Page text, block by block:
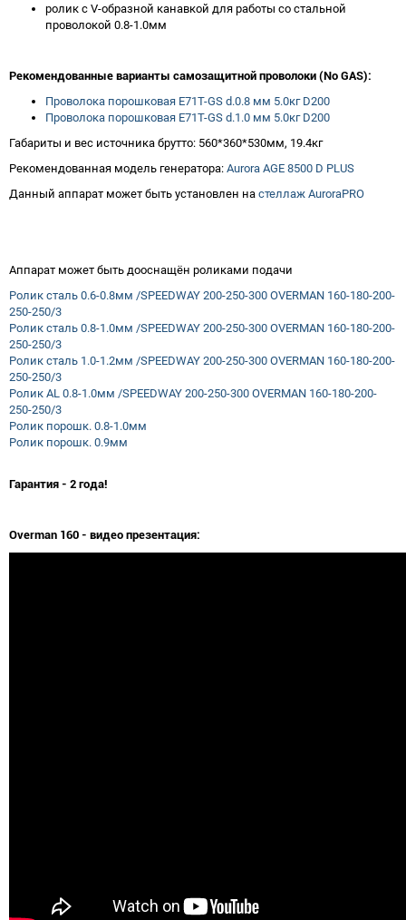
ролик с V-образной канавкой для работы со стальной
проволокой 0.8-1.0мм
Рекомендованные варианты самозащитной проволоки (No GAS):
Проволока порошковая E71T-GS d.0.8 мм 5.0кг D200
Проволока порошковая E71T-GS d.1.0 мм 5.0кг D200
Габариты и вес источника брутто: 560*360*530мм, 19.4кг
Рекомендованная модель генератора: Aurora AGE 8500 D PLUS
Данный аппарат может быть установлен на стеллаж AuroraPRO
Аппарат может быть дооснащён роликами подачи
Ролик сталь 0.6-0.8мм /SPEEDWAY 200-250-300 OVERMAN 160-180-200-
250-250/3
Ролик сталь 0.8-1.0мм /SPEEDWAY 200-250-300 OVERMAN 160-180-200-
250-250/3
Ролик сталь 1.0-1.2мм /SPEEDWAY 200-250-300 OVERMAN 160-180-200-
250-250/3
Ролик AL 0.8-1.0мм /SPEEDWAY 200-250-300 OVERMAN 160-180-200-
250-250/3
Ролик порошк. 0.8-1.0мм
Ролик порошк. 0.9мм
Гарантия - 2 года!
Overman 160 - видео презентация: